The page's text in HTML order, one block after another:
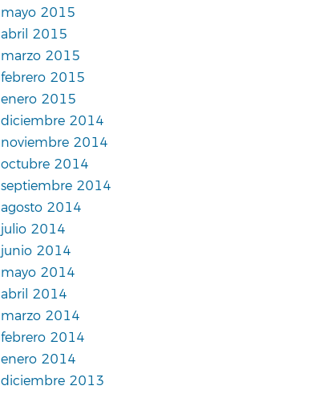
mayo 2015
abril 2015
marzo 2015
febrero 2015
enero 2015
diciembre 2014
noviembre 2014
octubre 2014
septiembre 2014
agosto 2014
julio 2014
junio 2014
mayo 2014
abril 2014
marzo 2014
febrero 2014
enero 2014
diciembre 2013